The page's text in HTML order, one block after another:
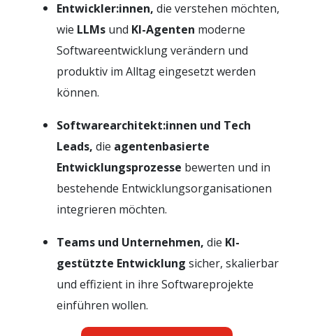
Entwickler:innen, die verstehen möchten,
wie LLMs und KI-Agenten moderne
Softwareentwicklung verändern und
produktiv im Alltag eingesetzt werden
können.
Softwarearchitekt:innen und Tech
Leads, die agentenbasierte
Entwicklungsprozesse bewerten und in
bestehende Entwicklungsorganisationen
integrieren möchten.
Teams und Unternehmen, die KI-
gestützte Entwicklung sicher, skalierbar
und effizient in ihre Softwareprojekte
einführen wollen.